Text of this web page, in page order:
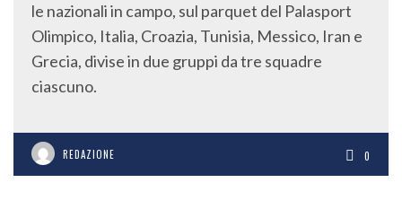
le nazionali in campo, sul parquet del Palasport
Olimpico, Italia, Croazia, Tunisia, Messico, Iran e
Grecia, divise in due gruppi da tre squadre
ciascuno.
REDAZIONE 0